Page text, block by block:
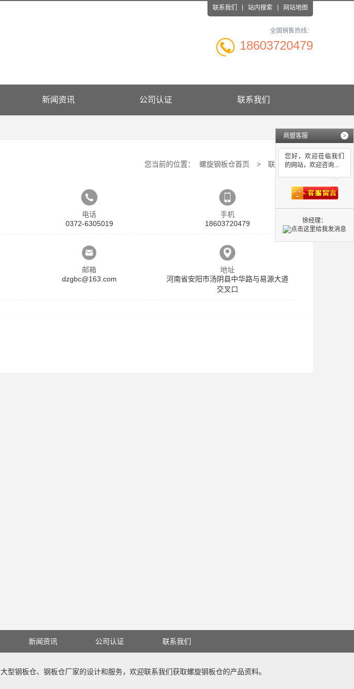
联系我们 站内搜索 网站地图
全国销售热线：
18603720479
新闻资讯 公司认证 联系我们
您当前的位置： 螺旋钢板仓首页 > 联系我们
电话
0372-6305019
手机
18603720479
邮箱
dzgbc@163.com
地址
河南省安阳市汤阴县中华路与易源大道
交叉口
新闻资讯 公司认证 联系我们
大型钢板仓、 钢板仓厂家的设计和服务，欢迎联系我们获取螺旋钢板仓的产品资料。
商盟客服 >
您好，欢迎莅临我们
的网站，欢迎咨询...
徐经理：